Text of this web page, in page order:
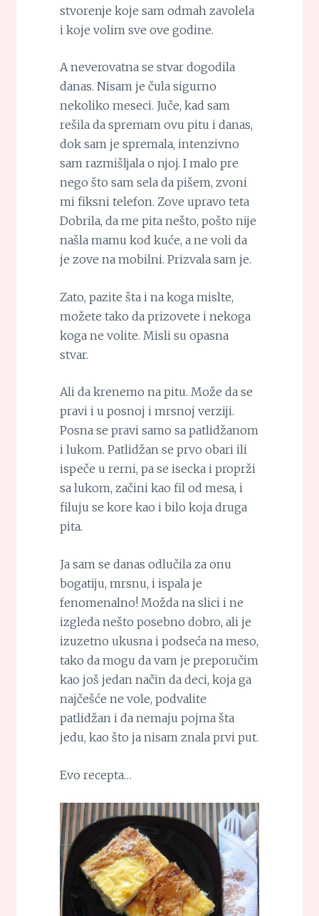
stvorenje koje sam odmah zavolela
i koje volim sve ove godine.
A neverovatna se stvar dogodila
danas. Nisam je čula sigurno
nekoliko meseci. Juče, kad sam
rešila da spremam ovu pitu i danas,
dok sam je spremala, intenzivno
sam razmišljala o njoj. I malo pre
nego što sam sela da pišem, zvoni
mi fiksni telefon. Zove upravo teta
Dobrila, da me pita nešto, pošto nije
našla mamu kod kuće, a ne voli da
je zove na mobilni. Prizvala sam je.
Zato, pazite šta i na koga mislte,
možete tako da prizovete i nekoga
koga ne volite. Misli su opasna
stvar.
Ali da krenemo na pitu. Može da se
pravi i u posnoj i mrsnoj verziji.
Posna se pravi samo sa patlidžanom
i lukom. Patlidžan se prvo obari ili
ispeče u rerni, pa se isecka i proprži
sa lukom, začini kao fil od mesa, i
filuju se kore kao i bilo koja druga
pita.
Ja sam se danas odlučila za onu
bogatiju, mrsnu, i ispala je
fenomenalno! Možda na slici i ne
izgleda nešto posebno dobro, ali je
izuzetno ukusna i podseća na meso,
tako da mogu da vam je preporučim
kao još jedan način da deci, koja ga
najčešće ne vole, podvalite
patlidžan i da nemaju pojma šta
jedu, kao što ja nisam znala prvi put.
Evo recepta…